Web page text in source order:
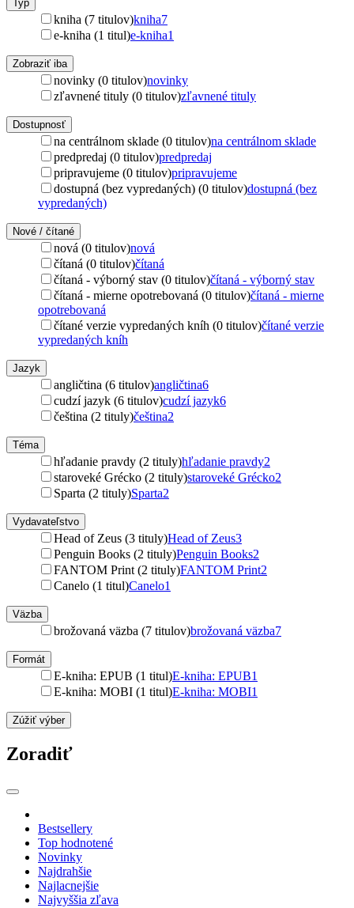
Typ
kniha (7 titulov)kniha7
e-kniha (1 titul)e-kniha1
Zobraziť iba
novinky (0 titulov)novinky
zľavnené tituly (0 titulov)zľavnené tituly
Dostupnosť
na centrálnom sklade (0 titulov)na centrálnom sklade
predpredaj (0 titulov)predpredaj
pripravujeme (0 titulov)pripravujeme
dostupná (bez vypredaných) (0 titulov)dostupná (bez
vypredaných)
Nové / čítané
nová (0 titulov)nová
čítaná (0 titulov)čítaná
čítaná - výborný stav (0 titulov)čítaná - výborný stav
čítaná - mierne opotrebovaná (0 titulov)čítaná - mierne
opotrebovaná
čítané verzie vypredaných kníh (0 titulov)čítané verzie
vypredaných kníh
Jazyk
angličtina (6 titulov)angličtina6
cudzí jazyk (6 titulov)cudzí jazyk6
čeština (2 tituly)čeština2
Téma
hľadanie pravdy (2 tituly)hľadanie pravdy2
staroveké Grécko (2 tituly)staroveké Grécko2
Sparta (2 tituly)Sparta2
Vydavateľstvo
Head of Zeus (3 tituly)Head of Zeus3
Penguin Books (2 tituly)Penguin Books2
FANTOM Print (2 tituly)FANTOM Print2
Canelo (1 titul)Canelo1
Väzba
brožovaná väzba (7 titulov)brožovaná väzba7
Formát
E-kniha: EPUB (1 titul)E-kniha: EPUB1
E-kniha: MOBI (1 titul)E-kniha: MOBI1
Zúžiť výber
Zoradiť
Bestsellery
Top hodnotené
Novinky
Najdrahšie
Najlacnejšie
Najvyššia zľava